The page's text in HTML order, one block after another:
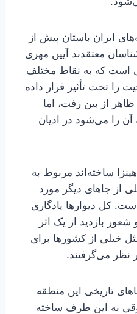
ایران باستان پیش از
معتقدند آیین مهری
است که به نقاط مختلف
را تحت تأثیر قرار داده
از بین رفت، اما
را می‌شود در ادیان
ساخته‌اند مربوط به
از جاهای دیگر مورد
کل دیوارها یادگاری
بازدید از یک اثر
خیلی از کشورها برای
نظر می‌گرفتند.
تاریخی این منطقه
به این طرف ساخته